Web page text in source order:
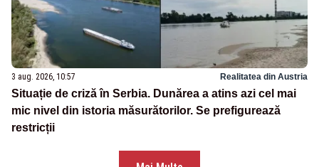
3 aug. 2026, 10:57 Realitatea din Austria
Situație de criză în Serbia. Dunărea a atins azi cel mai
mic nivel din istoria măsurătorilor. Se prefigurează
restricții